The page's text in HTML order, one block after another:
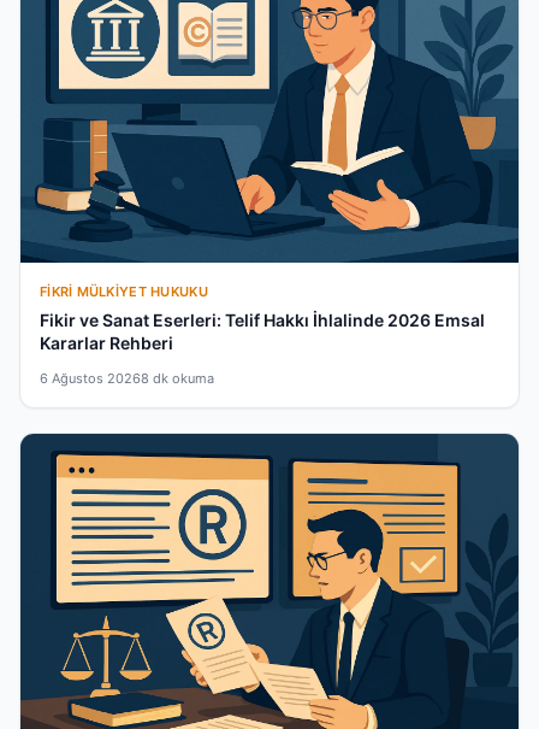
FIKRI MÜLKIYET HUKUKU
Fikir ve Sanat Eserleri: Telif Hakkı İhlalinde 2026 Emsal
Kararlar Rehberi
6 Ağustos 20268 dk okuma